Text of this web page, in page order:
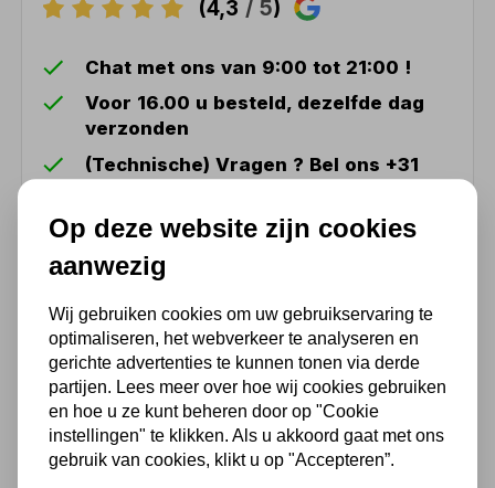
(4,3 / 5)
Chat met ons van 9:00 tot 21:00 !
Voor 16.00 u besteld, dezelfde dag
verzonden
(Technische) Vragen ? Bel ons +31
1.500 m2 winkel in Rijssen !
Twents familiebedrijf sinds 1992 !
Ook handig
Kettingtakel 1 ton 10m
151,25
Op deze website zijn cookies
aanwezig
Wij gebruiken cookies om uw gebruikservaring te
optimaliseren, het webverkeer te analyseren en
gerichte advertenties te kunnen tonen via derde
partijen. Lees meer over hoe wij cookies gebruiken
en hoe u ze kunt beheren door op "Cookie
instellingen" te klikken. Als u akkoord gaat met ons
gebruik van cookies, klikt u op "Accepteren”.